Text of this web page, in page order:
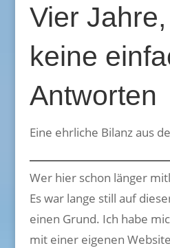
Vier
keine
Antworten
Eine ehrliche Bilanz aus
Wer hier schon länger
Es war lange still auf
einen Grund. Ich habe
mit einer eigenen